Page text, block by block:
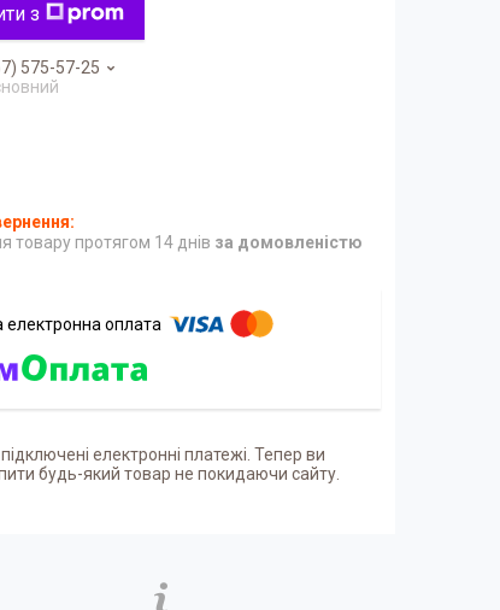
з
575-57-25
товару протягом 14 днів за домовленістю
електронні платежі. Тепер ви
будь-який товар не покидаючи сайту.